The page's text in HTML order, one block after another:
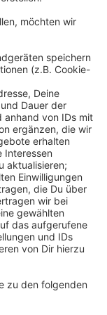
7 ist der
mehr zu
die Rot-
die DEG ein
am 17. /18.